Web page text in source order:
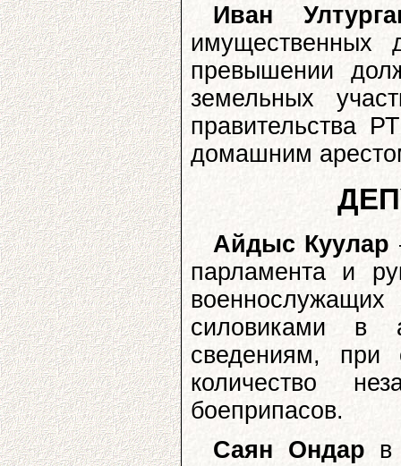
Иван
имущественных
превышении
земельных
правительства
домашним
Айдыс Куулар
парламента и
силовиками в
сведениям, при
количество
боеприпасов.
Саян Ондар в